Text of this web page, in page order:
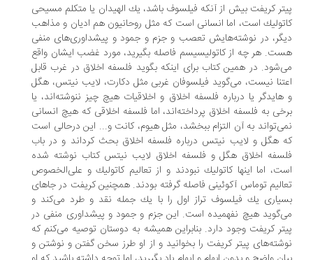
كریفت بیش از آنكه فیلسوف باشد، یك الهیدان یا متكلم مسیحی
است، اما انسانی است كه مثل روحانیون هم ادیان و مذاهب
در نوشته‌هایش تعصب و جزم و جمود و پیشداوری‌های منفی
هر چه از كاتولیسیسم فاصله بگیرید، مورد غضب ایشان واقع
در همین كتاب برای اینكه بگوید فلسفه اخلاق در غرب قابل
نیست، می‌گوید فیلسوفان غربی مثل دكارت، لایب نیتس، هگل
یا درباره فلسفه اخلاق و اخلاقیات هیچ چیز ننوشته‌اند، یا
به فلسفه اخلاق پرداخته‌اند، اما فلسفه اخلاقی كه هیچ انسانی
به آن التزام ببخشد، مثل هیوم، كانت و... این درحالی است
هگل و لایب نیتس درباره فلسفه اخلاق بحث كرد‌اند و در باب
اخلاق هگل و فلسفه اخلاق لایب نیتس كتاب نوشته شده
اما اینها كاتولیك نبودند و از تعالیم كاتولیك و علی‌الخصوص
توماس آكوئینی فاصله گرفته بودند. همچنین كریفت در جاهای
یك فیلسوف تراز اول را با یك جمله نقد و طرد می‌كند و
هیچ نفهمیده است. این جزم و جمود و پیشداوری منفی در
كریفت وجود دارد. بنابراین همیشه به دوستان توصیه می‌كنم كه
پیتر كریفت را بخوانید و از او طرز سخن گفتن و نوشتن و